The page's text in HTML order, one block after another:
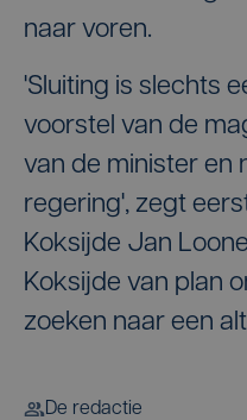
naar voren.
'Sluiting is slechts
voorstel van de
van de minister en
regering', zegt
Koksijde Jan
Koksijde van plan
zoeken naar een
De redactie